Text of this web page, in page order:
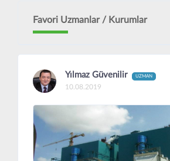
Favori Uzmanlar / Kurumlar
Yılmaz Güvenilir UZMAN
10.08.2019